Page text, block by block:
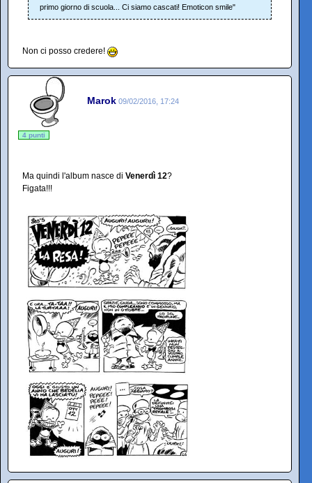
primo giorno di scuola... Ci siamo cascati! Emoticon smile"
Non ci posso credere!
Marok 09/02/2016, 17:24
4 punti
Ma quindi l'album nasce di Venerdì 12?
Figata!!!